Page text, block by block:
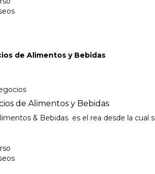
de Alimentos y Bebidas
de Alimentos y Bebidas
& Bebidas es el rea desde la cual